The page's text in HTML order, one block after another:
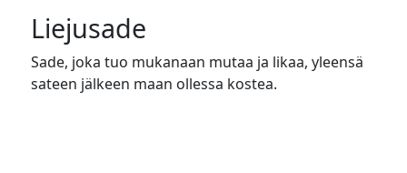
Liejusade
Sade, joka tuo mukanaan mutaa ja likaa, yleensä
sateen jälkeen maan ollessa kostea.